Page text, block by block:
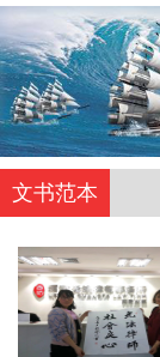
文书范本